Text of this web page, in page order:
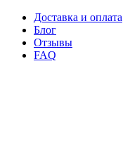
Доставка и оплата
Блог
Отзывы
FAQ